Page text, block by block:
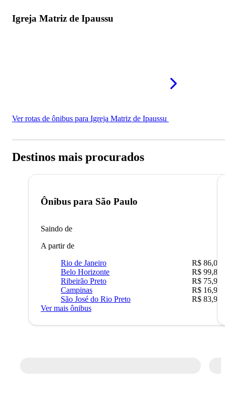
Igreja Matriz de Ipaussu
Ver rotas de ônibus para Igreja Matriz de Ipaussu
Destinos mais procurados
Ônibus para São Paulo
Saindo de
A partir de
Rio de Janeiro
R$ 86,00
Belo Horizonte
R$ 99,89
Ribeirão Preto
R$ 75,90
Campinas
R$ 16,90
São José do Rio Preto
R$ 83,90
Ver mais ônibus